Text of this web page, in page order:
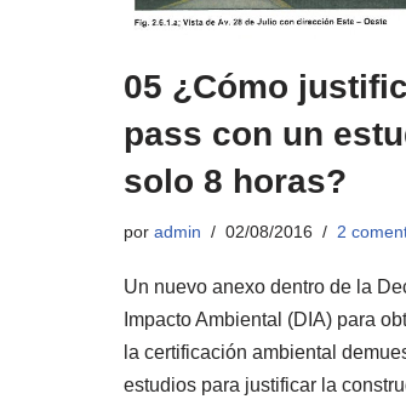
05 ¿Cómo
pass con un
solo 8 horas?
por admin 02/08/2016 2
Un nuevo anexo dentro de la
Impacto Ambiental (DIA) para
la certificación ambiental
estudios para justificar la